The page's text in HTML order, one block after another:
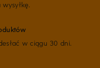
w ciągu 30 dni.